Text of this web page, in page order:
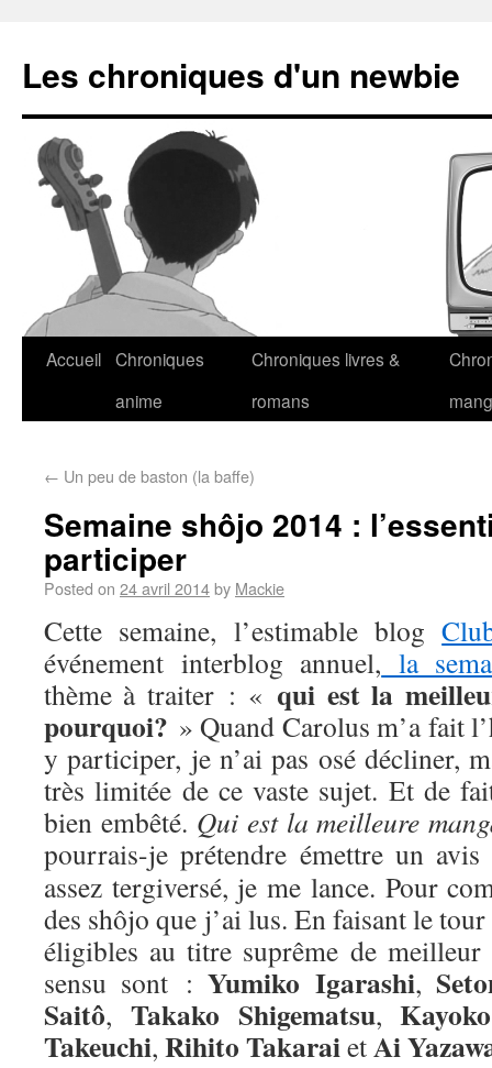
Les chroniques d'un newbie
Accueil Chroniques
anime
Chroniques livres &
romans
← Un peu de baston (la baffe)
Semaine shôjo 2014 :
participer
Posted on 24 avril 2014by Mackie
Cette semaine, l’estimable blog
événement interblog annuel, la
thème à traiter : « qui est la
pourquoi? » Quand Carolus m’a fait
y participer, je n’ai pas osé décliner,
très limitée de ce vaste sujet. Et de
bien embêté. Qui est la meilleure
pourrais-je prétendre émettre un
assez tergiversé, je me lance. Pour
des shôjo que j’ai lus. En faisant le tour
éligibles au titre suprême de
sensu sont :Yumiko Igarashi,
Saitô, Takako Shigematsu,Kayoko
Takeuchi, Rihito TakaraietAi